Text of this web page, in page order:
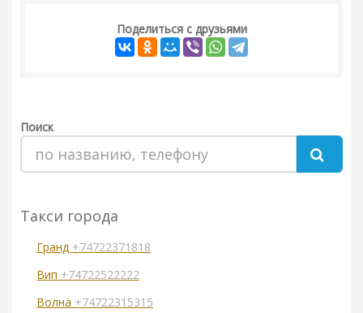
Поделиться с друзьями
Поиск
Такси города
Гранд +74722371818
Вип +74722522222
Волна +74722315315